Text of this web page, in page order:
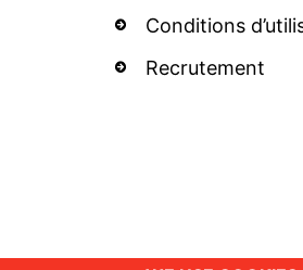
Conditions
Recrutement